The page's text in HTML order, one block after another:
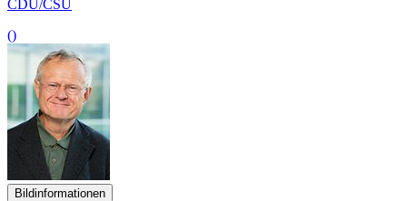
CDU/CSU
()
Bildinformationen